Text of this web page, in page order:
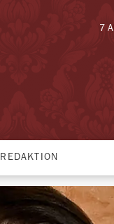
7
REDAKTION